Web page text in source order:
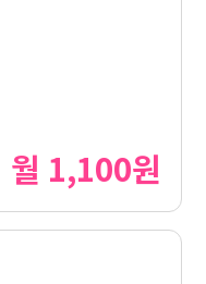
월 1,100원